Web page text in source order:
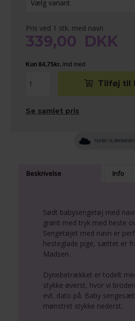
Pris ved 1 stk. med navn
339,00 DKK
Se samlet pris
TILFØJ TIL
Beskrivelse Info
Sødt babysengetøj med
grønt med tryk med heste
Sengetøjet med navn er
hesteglade pige, sættet er
Madsen.
Dynebetrækket er todelt
stykke øverst, hvor vi
evt. dato på. Baby
mønstret stykke nederst.